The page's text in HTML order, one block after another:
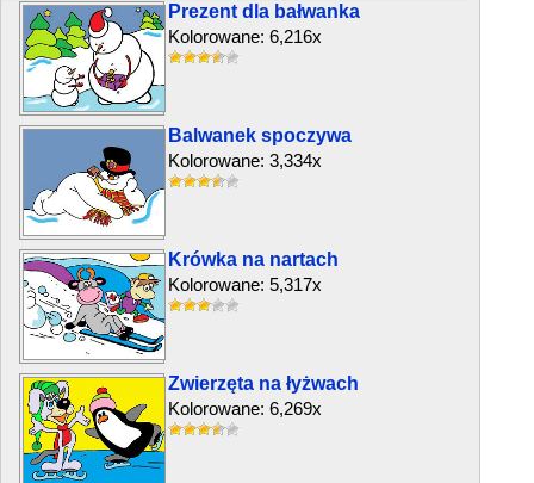
Prezent dla bałwanka
Kolorowane: 6,216x
Balwanek spoczywa
Kolorowane: 3,334x
Krówka na nartach
Kolorowane: 5,317x
Zwierzęta na łyżwach
Kolorowane: 6,269x